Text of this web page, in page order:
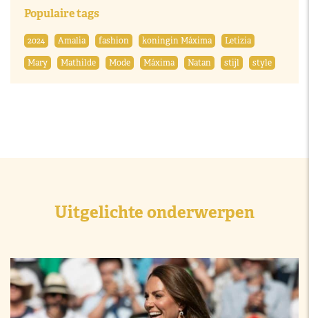
Populaire tags
2024 Amalia fashion koningin Máxima
Letizia
Mary
Mathilde Mode Máxima Natan stijl style
Uitgelichte onderwerpen